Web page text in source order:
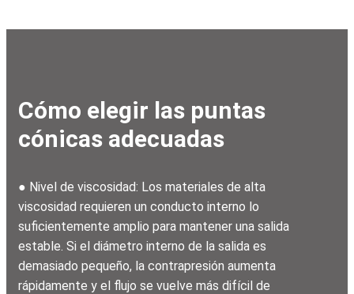
Cómo elegir las puntas
cónicas adecuadas
● Nivel de viscosidad: Los materiales de alta
viscosidad requieren un conducto interno lo
suficientemente amplio para mantener una salida
estable. Si el diámetro interno de la salida es
demasiado pequeño, la contrapresión aumenta
rápidamente y el flujo se vuelve más difícil de